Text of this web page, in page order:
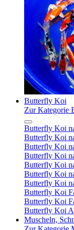
Butterfly Koi
Zur Kategorie
Butterfly Koi
Butterfly Koi
Butterfly Koi
Butterfly Koi
Butterfly Koi
Butterfly Koi
Butterfly Koi
Butterfly Koi
Butterfly Koi
Butterfly Koi
Muscheln,